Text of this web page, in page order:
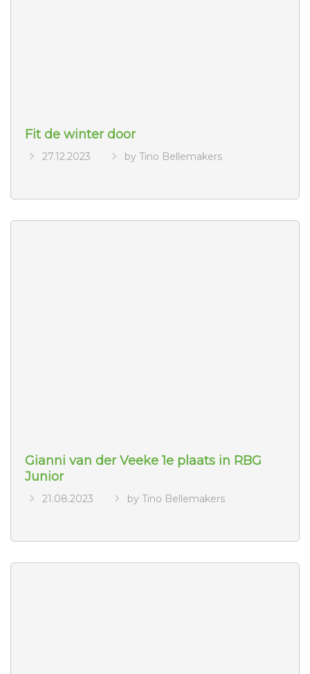
Fit de winter door
27.12.2023 by Tino Bellemakers
Gianni van der Veeke 1e plaats in RBG
Junior
21.08.2023 by Tino Bellemakers